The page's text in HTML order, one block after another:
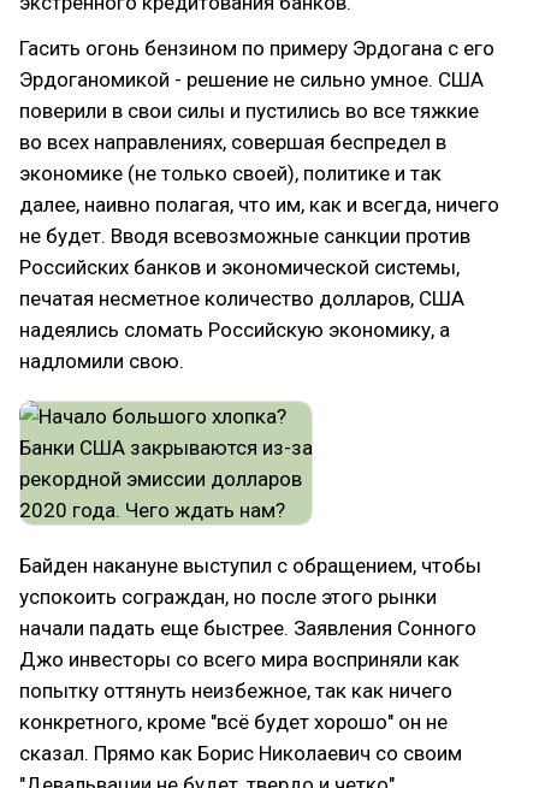
Гасить огонь бензином по примеру Эрдогана с его
Эрдоганомикой - решение не сильно умное. США
поверили в свои силы и пустились во все тяжкие
во всех направлениях, совершая беспредел в
экономике (не только своей), политике и так
далее, наивно полагая, что им, как и всегда, ничего
не будет. Вводя всевозможные санкции против
Российских банков и экономической системы,
печатая несметное количество долларов, США
надеялись сломать Российскую экономику, а
надломили свою.
Байден накануне выступил с обращением, чтобы
успокоить сограждан, но после этого рынки
начали падать еще быстрее. Заявления Сонного
Джо инвесторы со всего мира восприняли как
попытку оттянуть неизбежное, так как ничего
конкретного, кроме "всё будет хорошо" он не
сказал. Прямо как Борис Николаевич со своим